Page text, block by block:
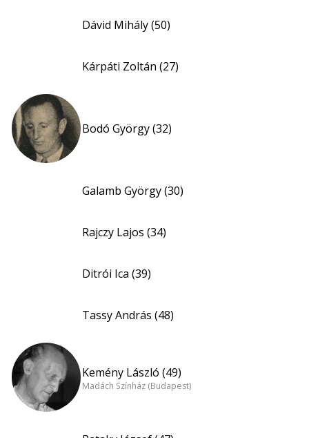
Dávid Mihály (50)
Kárpáti Zoltán (27)
Bodó György (32)
Galamb György (30)
Rajczy Lajos (34)
Ditrói Ica (39)
Tassy András (48)
Kemény László (49)
Madách Színház (Budapest)